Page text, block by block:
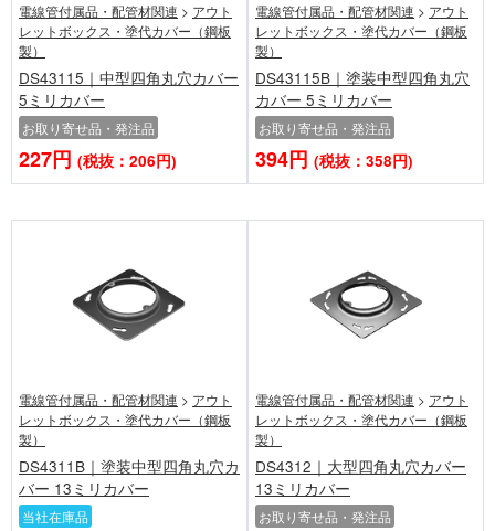
電線管付属品・配管材関連 > アウト
レットボックス・塗代カバー（鋼板
製）
DS43115｜中型四角丸穴カバー
5ミリカバー
お取り寄せ品・発注品
227円 (税抜：206円)
電線管付属品・配管材関連 > アウト
レットボックス・塗代カバー（鋼板
製）
DS43115B｜塗装中型四角丸穴
カバー 5ミリカバー
お取り寄せ品・発注品
394円 (税抜：358円)
電線管付属品・配管材関連 > アウト
レットボックス・塗代カバー（鋼板
製）
DS4311B｜塗装中型四角丸穴カ
バー 13ミリカバー
当社在庫品
電線管付属品・配管材関連 > アウト
レットボックス・塗代カバー（鋼板
製）
DS4312｜大型四角丸穴カバー
13ミリカバー
お取り寄せ品・発注品